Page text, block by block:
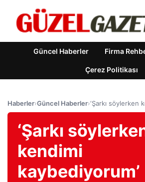
Güncel Haberler Firma
Çerez Politikası
Haberler›Güncel Haberler›‘Şarkı söylerken
‘Şarkı
kendimi
kaybediyorum’